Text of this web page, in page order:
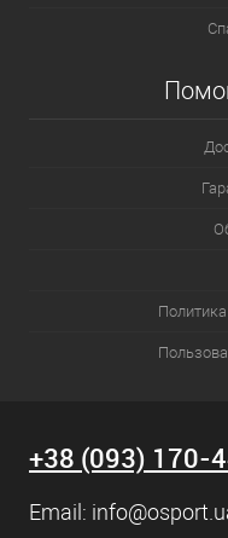
+38 (093) 170-
Email: